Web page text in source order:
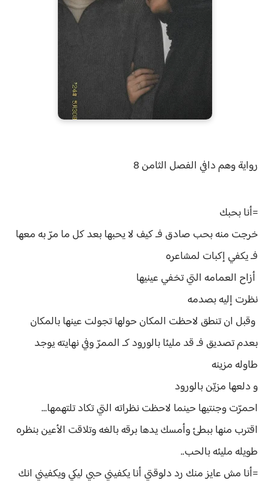
روايةوهم دافي الفصل الثامن 8
=أنا بحبك
خرجت منه بحب صادق فـ كيف لا يحبها بعد كل ما مرّ به معها
فـ يكفي إكبات لمشاعره
أزاح العمامه التي تخفي عينيها
نظرت إليه بصدمه
وقبل ان تنطق لاحظت المكان حولها تجولت عينها بالمكان
بعدم تصديق فـ قد مليئا بالورود كـ الممرّ وفي نهايته يوجد
طاوله مزينه
و دلعها مزيّن بالورود
احمرّت وجنتيها حينما لاحظت نظراته التي تكاد تلتهمها...
اقترب منها ببطئ وأمسك يدها برقه بالغه وتلاقت الأعين بنظره
طويله مليئه بالحب..
=أنا مش عايز منك رد دلوقتي أنا يكفيني حبي ليكي ويكفيني انك